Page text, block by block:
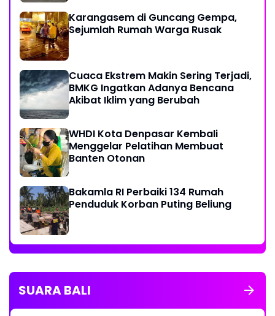
Karangasem di Guncang Gempa,
Sejumlah Rumah Warga Rusak
Cuaca Ekstrem Makin Sering Terjadi,
BMKG Ingatkan Adanya Bencana
Akibat Iklim yang Berubah
WHDI Kota Denpasar Kembali
Menggelar Pelatihan Membuat
Banten Otonan
Bakamla RI Perbaiki 134 Rumah
Penduduk Korban Puting Beliung
SUARA BALI